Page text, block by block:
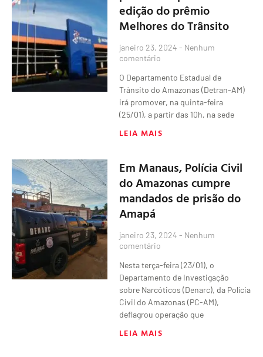
edição do prêmio
Melhores do Trânsito
janeiro 23, 2024 Nenhum
comentário
O Departamento Estadual de
Trânsito do Amazonas (Detran-AM)
irá promover, na quinta-feira
(25/01), a partir das 10h, na sede
LEIA MAIS
Em Manaus, Polícia Civil
do Amazonas cumpre
mandados de prisão do
Amapá
janeiro 23, 2024 Nenhum
comentário
Nesta terça-feira (23/01), o
Departamento de Investigação
sobre Narcóticos (Denarc), da Polícia
Civil do Amazonas (PC-AM),
deflagrou operação que
LEIA MAIS